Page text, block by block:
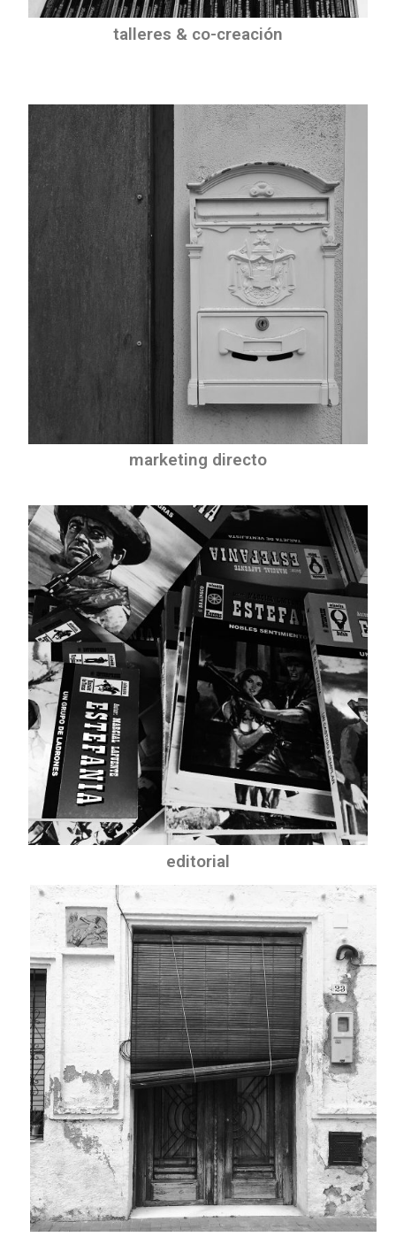
talleres & co-creación
marketing directo
editorial